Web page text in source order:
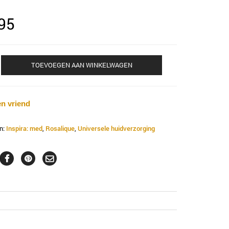
TOEVOEGEN AAN WINKELWAGEN
vriend
Inspira: med, Rosalique,Universele huidverzorging